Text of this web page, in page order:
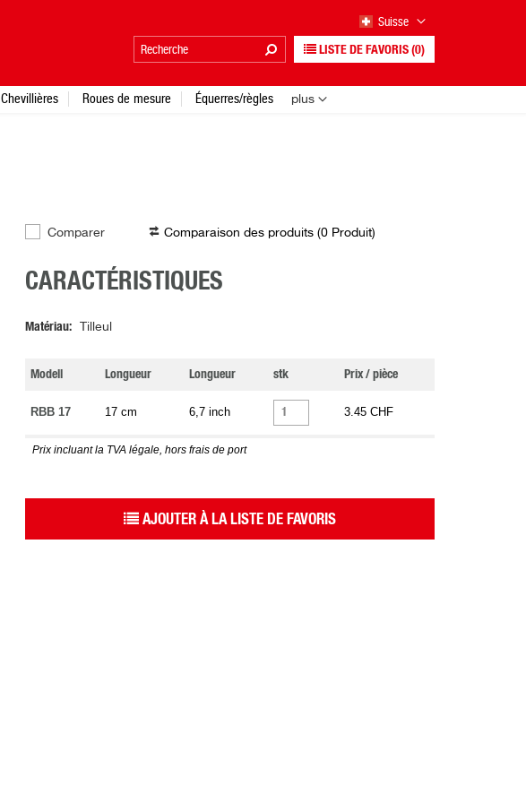
Comparer Comparaison des produits (0 Produit)
CARACTÉRISTIQUES
Matériau Tilleul
Modell Longueur Longueur stk Prix / pièce
RBB 17 17 cm 6,7 inch 3.45 CHF
Prix incluant la TVA légale, hors frais de port
AJOUTER À LA LISTE DE FAVORIS
Suisse
LISTE DE FAVORIS (0)
Chevillières Roues de mesure Équerres/règles plus